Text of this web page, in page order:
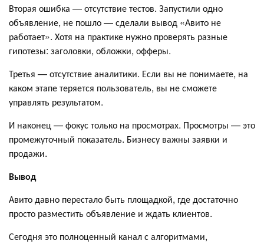
Вторая ошибка — отсутствие тестов. Запустили одно
объявление, не пошло — сделали вывод «Авито не
работает». Хотя на практике нужно проверять разные
гипотезы: заголовки, обложки, офферы.
Третья — отсутствие аналитики. Если вы не понимаете, на
каком этапе теряется пользователь, вы не сможете
управлять результатом.
И наконец — фокус только на просмотрах. Просмотры — это
промежуточный показатель. Бизнесу важны заявки и
продажи.
Вывод
Авито давно перестало быть площадкой, где достаточно
просто разместить объявление и ждать клиентов.
Сегодня это полноценный канал с алгоритмами,